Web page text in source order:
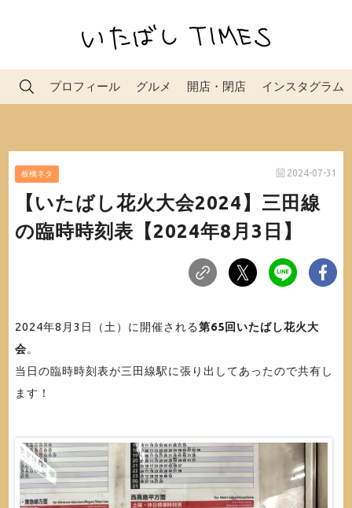
プロフィール グルメ 開店・閉店 インスタグラム
板橋ネタ 2024-07-31
【いたばし花火大会2024】三田線
の臨時時刻表【2024年8月3日】
2024年8月3日（土）に開催される第65回いたばし花火大
会。
当日の臨時時刻表が三田線駅に張り出してあったので共有し
ます！